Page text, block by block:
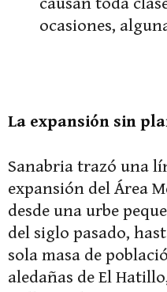
ocasiones,
La expansión sin
Sanabria trazó una
expansión del Área
desde una urbe
del siglo pasado,
sola masa de
aledañas de El